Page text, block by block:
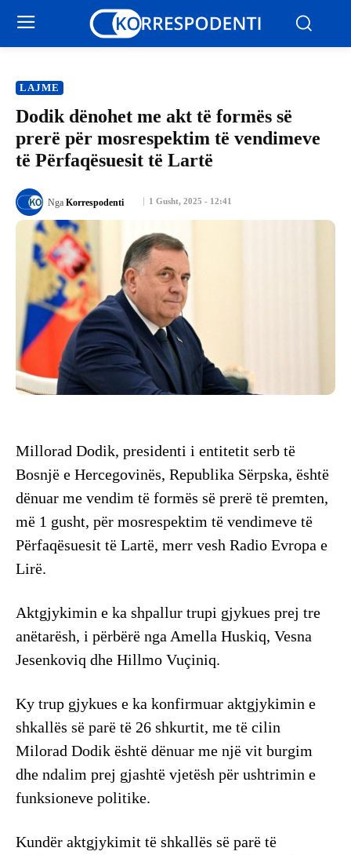
LAJME
Dodik dënohet me akt të formës së
prerë për mosrespektim të vendimeve
të Përfaqësuesit të Lartë
1 Gusht, 2025 - 12:41
Nga Korrespodenti
Millorad Dodik, presidenti i entitetit serb të
Bosnjë e Hercegovinës, Republika Sërpska, është
dënuar me vendim të formës së prerë të premten,
më 1 gusht, për mosrespektim të vendimeve të
Përfaqësuesit të Lartë, merr vesh Radio Evropa e
Lirë.
Aktgjykimin e ka shpallur trupi gjykues prej tre
anëtarësh, i përbërë nga Amella Huskiq, Vesna
Jesenkoviq dhe Hillmo Vuçiniq.
Ky trup gjykues e ka konfirmuar aktgjykimin e
shkallës së parë të 26 shkurtit, me të cilin
Milorad Dodik është dënuar me një vit burgim
dhe ndalim prej gjashtë vjetësh për ushtrimin e
funksioneve politike.
Kundër aktgjykimit të shkallës së parë të